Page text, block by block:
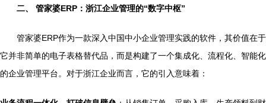
二、 管家婆ERP：浙江企业管理的“数字中枢”
管家婆ERP作为一款深入中国中小企业管理实践的软件，其价值在于
它并非简单的电子表格替代品，而是构建了一个集成化、流程化、智能化
的企业管理平台。对于浙江企业而言，它的引入意味着：